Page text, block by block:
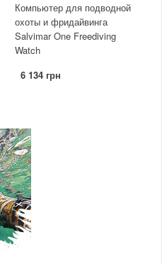
Компьютер для подводной
охоты и фридайвинга
Salvimar One Freediving
Watch
6 134 грн